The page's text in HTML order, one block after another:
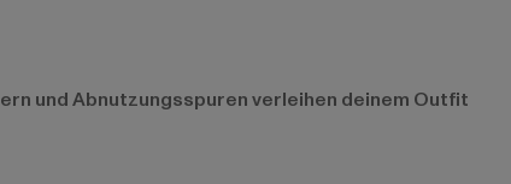
und Abnutzungsspuren verleihen deinem Outfit